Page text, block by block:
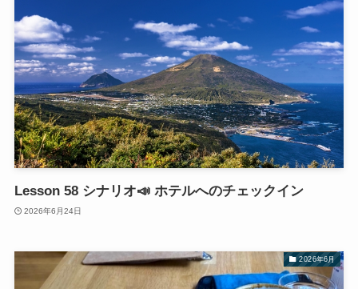
Lesson 58 シナリオ📣 ホテルへのチェックイン
2026年6月24日
2026年6月